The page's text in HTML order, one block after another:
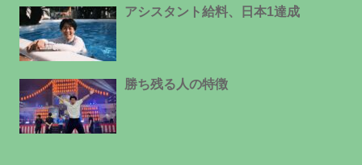
アシスタント給料、日本1達成
勝ち残る人の特徴